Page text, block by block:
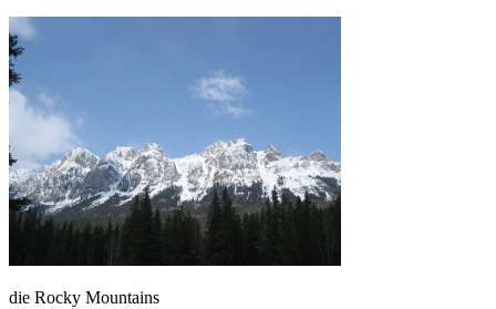
die Rocky Mountains